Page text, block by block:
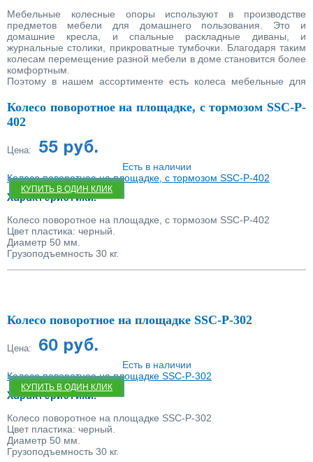
Мебельные колесные опоры используют в производстве
предметов мебели для домашнего пользования. Это и
домашние кресла, и спальные раскладные диваны, и
журнальные столики, прикроватные тумбочки. Благодаря таким
колесам перемещение разной мебели в доме становится более
комфортным.
Поэтому в нашем ассортименте есть колеса мебельные для
полипропилена, полиамида. Также у нас можете купить колесо
с тормозом. А крепления у мебельных опор платформенные и
болтовые. Продукция компании обладает особым свойством -
выносит большую нагрузку, несмотря на малые габариты. И
качение при этом сохраняется бес шума.
цветовых решениях бывают серые и черные. Даже тумбочка на
колесах будет выглядеть как элемент дизайна, выполненного в
классической или другой вариации.
Купить мебельные колеса для мебели
Совершать покупку колес выгодно именно в нашем интернет-
магазине. По стоимости мы предлагаем только
обратный звонок с сайта и наши специалисты помогут Вам
Колесо поворотное на площадке, с тормозом SSC-P-
402
Цена: 55 руб.
КУПИТЬ В ОДИН КЛИК
Есть в наличии
Колесо поворотное на площадке, с тормозом SSC-P-402
Характеристики:
Колесо поворотное на площадке, с тормозом SSC-P-402
Цвет пластика: черный.
Диаметр 50 мм.
Грузоподъемность 30 кг.
Колесо поворотное на площадке SSC-P-302
Цена: 60 руб.
КУПИТЬ В ОДИН КЛИК
Есть в наличии
Колесо поворотное на площадке SSC-P-302
Характеристики:
Колесо поворотное на площадке SSC-P-302
Цвет пластика: черный.
Диаметр 50 мм.
Грузоподъемность 30 кг.
Купить в один клик